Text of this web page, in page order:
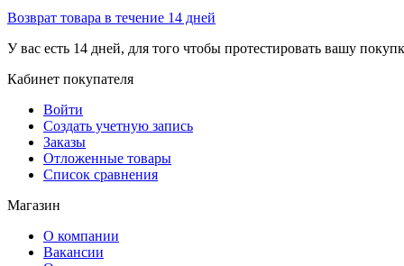
Возврат товара в течение 14 дней
У вас есть 14 дней, для того чтобы протестировать вашу
Кабинет покупателя
Войти
Создать учетную запись
Заказы
Отложенные товары
Список сравнения
Магазин
О компании
Вакансии